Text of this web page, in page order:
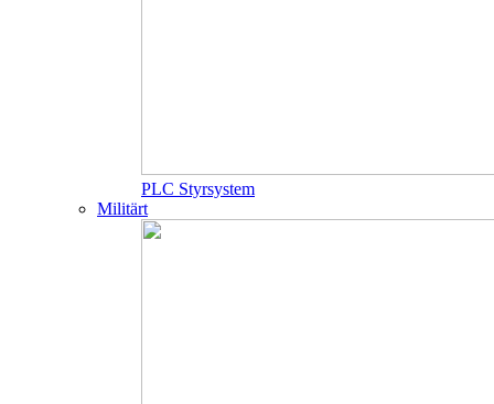
PLC Styrsystem
Militärt